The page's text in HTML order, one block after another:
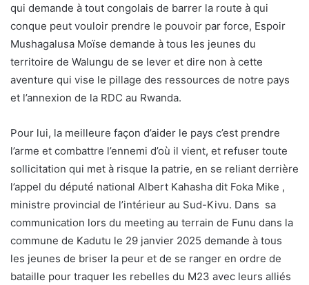
qui demande à tout congolais de barrer la route à qui
conque peut vouloir prendre le pouvoir par force, Espoir
Mushagalusa Moïse demande à tous les jeunes du
territoire de Walungu de se lever et dire non à cette
aventure qui vise le pillage des ressources de notre pays
et l’annexion de la RDC au Rwanda.
Pour lui, la meilleure façon d’aider le pays c’est prendre
l’arme et combattre l’ennemi d’où il vient, et refuser toute
sollicitation qui met à risque la patrie, en se reliant derrière
l’appel du député national Albert Kahasha dit Foka Mike ,
ministre provincial de l’intérieur au Sud-Kivu. Dans sa
communication lors du meeting au terrain de Funu dans la
commune de Kadutu le 29 janvier 2025 demande à tous
les jeunes de briser la peur et de se ranger en ordre de
bataille pour traquer les rebelles du M23 avec leurs alliés